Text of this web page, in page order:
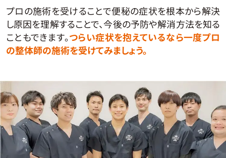
プロの施術を受けることで便秘の症状を根本から解決
し原因を理解することで、今後の予防や解消方法を知る
こともできます。つらい症状を抱えているなら一度プロ
の整体師の施術を受けてみましょう。